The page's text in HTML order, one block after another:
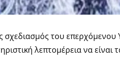
σχεδιασμός του
λεπτομέρεια να είναι